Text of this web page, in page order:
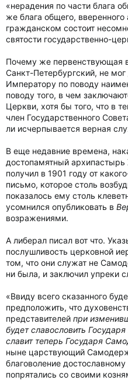
«нерадения по части блага
же блага общего,
гражданском состоит
святости государственно-
Почему же первенствующая
Санкт-Петербургский, не
Императору по поводу
поводу того, в чем
Церкви, хотя бы того, что в
член Государственного
ли исчерпывается верная
В еще недавние времена,
достопамятный
получил в 1901 году от
письмо, которое столь
показалось ему столь
усомнился опубликовать в
возражениями.
А либерал писал вот что.
послушливость церковной
том, что они служат не
ни была, и заключил упреки
«Ввиду всего сказанного
предположить, что
представителей при
будет славословить
славит теперь Государя
ныне царствующий
благоволение
попрятались со своими